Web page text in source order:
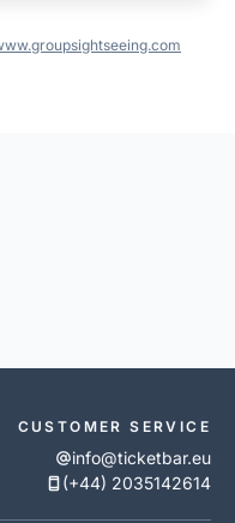
CUSTOMER SERVICE
info@ticketbar.eu
(+44) 2035142614